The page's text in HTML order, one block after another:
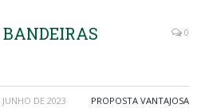
BANDEIRAS
0
JUNHO DE 2023 PROPOSTA VANTAJOSA